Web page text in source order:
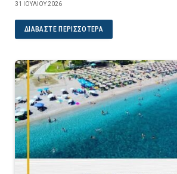
31 ΙΟΥΛΊΟΥ 2026
ΔΙΑΒΆΣΤΕ ΠΕΡΙΣΣΌΤΕΡΑ